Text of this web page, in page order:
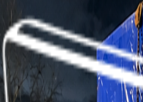
в срок и без брака. За счёт
на 20%.
перевозку мебели или другого
маршрут.